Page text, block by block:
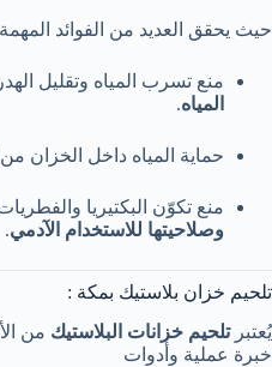
حيث يحقق العديد من الفوائد
منع تسرب المياه وتقليل
المياه.
حماية المياه داخل الخزان من
منع تكوّن البكتيريا
وصلاحيتها للاستخدام الآدمي.
تلحيم خزان بلاستيك بمكة :
يُعتبرتلحيم خزانات البلاستيك من
خبرة عملية وأدوات